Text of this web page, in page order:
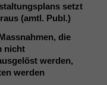
setzt
(amtl. Publ.)
die
nicht
werden,
werden
sind
es